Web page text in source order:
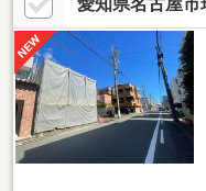
ート瑞穂本願寺二丁目店ま